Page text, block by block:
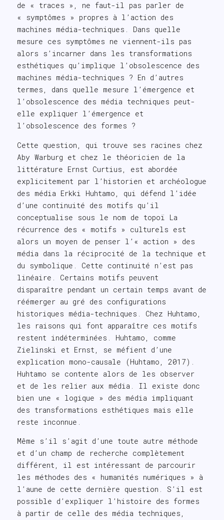
de « traces », ne faut-il pas parler de
« symptômes » propres à l’action des
machines média-techniques. Dans quelle
mesure ces symptômes ne viennent-ils pas
alors s’incarner dans les transformations
esthétiques qu’implique l’obsolescence des
machines média-techniques ? En d’autres
termes, dans quelle mesure l’émergence et
l’obsolescence des média techniques peut-
elle expliquer l’émergence et
l’obsolescence des formes ?
Cette question, qui trouve ses racines chez
Aby Warburg et chez le théoricien de la
littérature Ernst Curtius, est abordée
explicitement par l’historien et archéologue
des média Erkki Huhtamo, qui défend l’idée
d’une continuité des motifs qu’il
conceptualise sous le nom de topoï La
récurrence des « motifs » culturels est
alors un moyen de penser l’« action » des
média dans la réciprocité de la technique et
du symbolique. Cette continuité n’est pas
linéaire. Certains motifs peuvent
disparaître pendant un certain temps avant de
réémerger au gré des configurations
historiques média-techniques. Chez Huhtamo,
les raisons qui font apparaître ces motifs
restent indéterminées. Huhtamo, comme
Zielinski et Ernst, se méfient d’une
explication mono-causale (Huhtamo, 2017).
Huhtamo se contente alors de les observer
et de les relier aux média. Il existe donc
bien une « logique » des média impliquant
des transformations esthétiques mais elle
reste inconnue.
Même s’il s’agit d’une toute autre méthode
et d’un champ de recherche complètement
différent, il est intéressant de parcourir
les méthodes des « humanités numériques » à
l’aune de cette dernière question. S’il est
possible d’expliquer l’histoire des formes
à partir de celle des média techniques,